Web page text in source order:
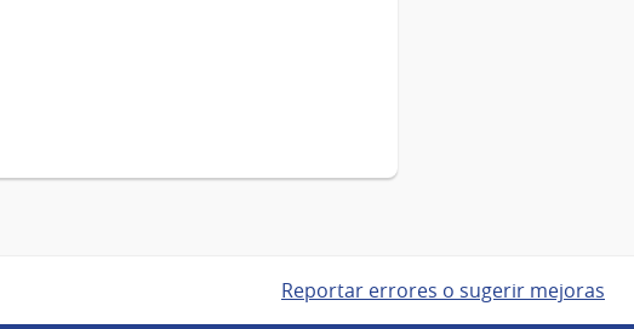
Reportar errores o sugerir mejoras